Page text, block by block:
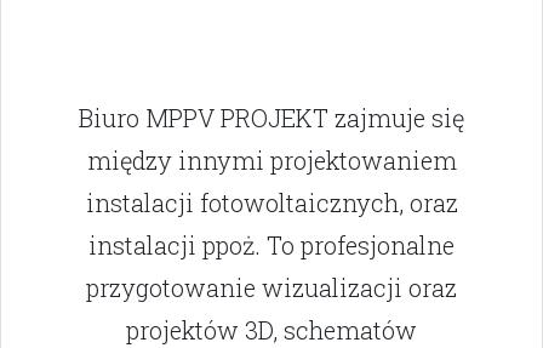
Biuro MPPV PROJEKT zajmuje się
między innymi projektowaniem
instalacji fotowoltaicznych, oraz
instalacji ppoż. To profesjonalne
przygotowanie wizualizacji oraz
projektów 3D, schematów